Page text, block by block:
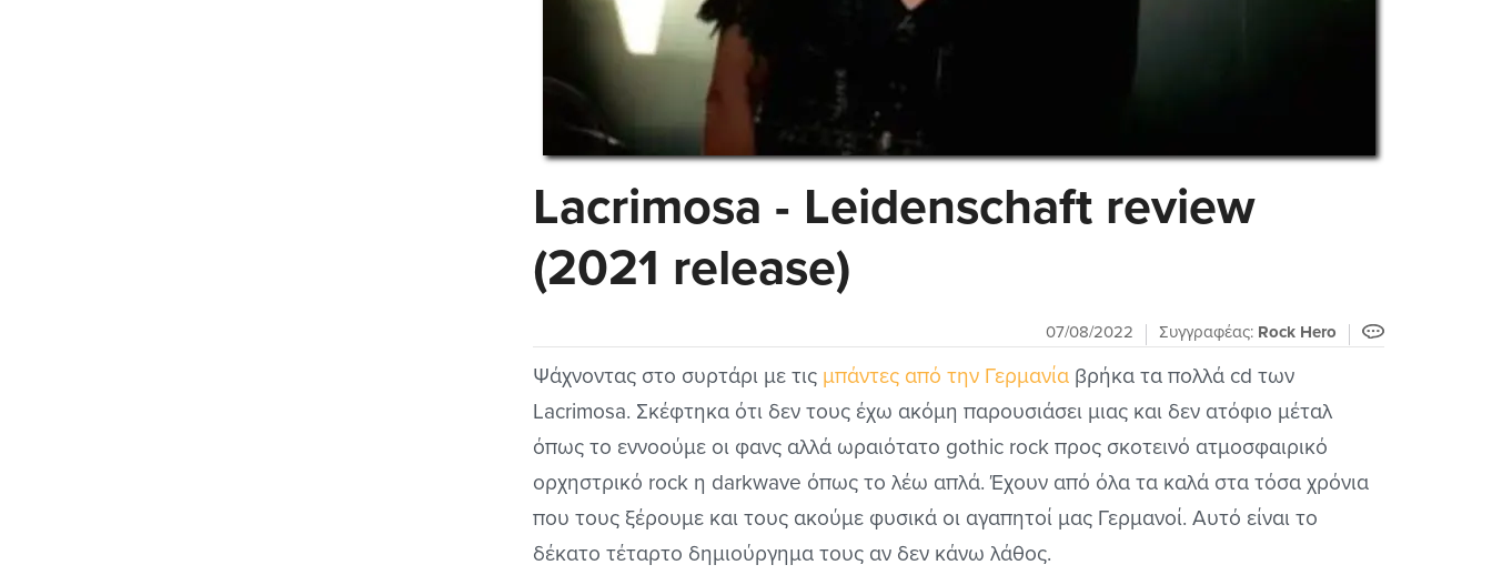
Lacrimosa - Leidenschaft review
(2021 release)
07/08/2022 Συγγραφέας: Rock Hero
Ψάχνοντας στο συρτάρι με τις μπάντες από την Γερμανία βρήκα τα πολλά cd των
Lacrimosa. Σκέφτηκα ότι δεν τους έχω ακόμη παρουσιάσει μιας και δεν ατόφιο μέταλ
όπως το εννοούμε οι φανς αλλά ωραιότατο gothic rock προς σκοτεινό ατμοσφαιρικό
ορχηστρικό rock η darkwave όπως το λέω απλά. Έχουν από όλα τα καλά στα τόσα χρόνια
που τους ξέρουμε και τους ακούμε φυσικά οι αγαπητοί μας Γερμανοί. Αυτό είναι το
δέκατο τέταρτο δημιούργημα τους αν δεν κάνω λάθος.